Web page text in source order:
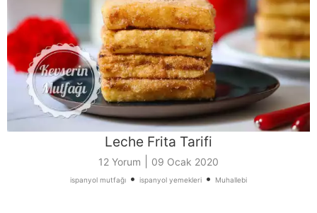
Leche Frita Tarifi
12 Yorum 09 Ocak 2020
ispanyol mutfağı • ispanyol yemekleri • Muhallebi